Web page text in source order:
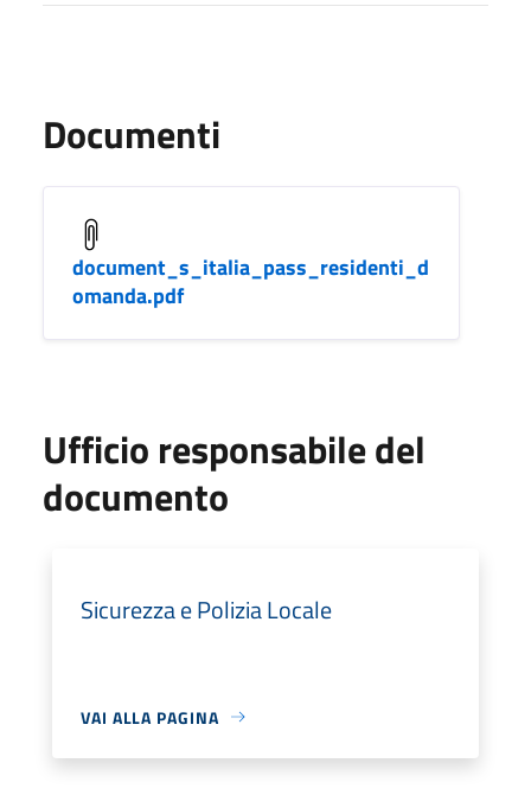
Documenti
document_s_italia_pass_residenti_d
omanda.pdf
Ufficio responsabile del
documento
Sicurezza e Polizia Locale
VAI ALLA PAGINA